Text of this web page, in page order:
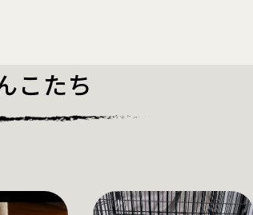
こたち